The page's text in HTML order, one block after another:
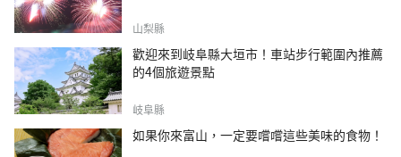
山梨縣
歡迎來到岐阜縣大垣市！車站步行範圍內推薦
的4個旅遊景點
岐阜縣
如果你來富山，一定要嚐嚐這些美味的食物！